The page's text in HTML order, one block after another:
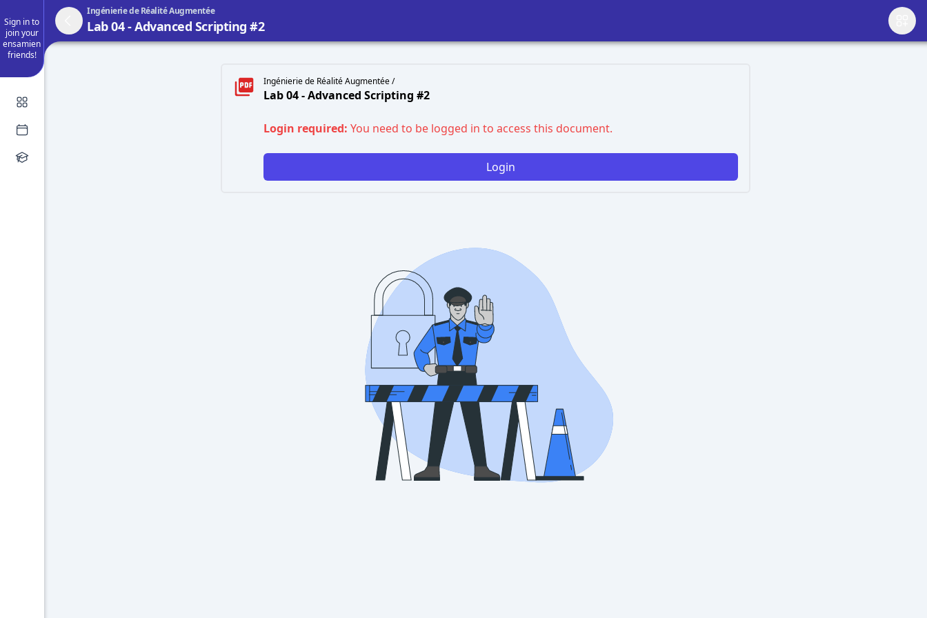
Sign in to
join your
ensamien
friends!
Ingénierie de Réalité Augmentée
Lab 04 - Advanced Scripting #2
Ingénierie de Réalité Augmentée /
Lab 04 - Advanced Scripting #2
Login required: You need to be logged in to access this document.
Login